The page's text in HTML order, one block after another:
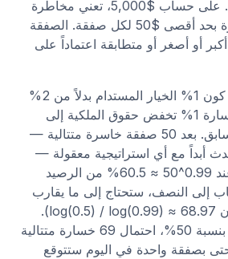
تشغيل وقف الخسارة. على حساب $5,000، تعني مخاطرة
1% أنه يمكنك الخسارة بحد أقصى $50 لكل صفقة. الصفقة
أو أصغر أو متطابقة اعتماداً على
الرياضيات وراء سبب كون 1% الخيار المستدام بدلاً من 2%
أو 5% بسيطة. كل خسارة 1% تخفض حقوق الملكية إلى
99% من مستواها السابق. بعد 50 صفقة خاسرة متتالية —
أبداً مع أي استراتيجية معقولة —
حقوق الملكية تكون عند 0.99^50 ≈ 60.5% من الرصيد
إلى النصف، ستحتاج إلى ما يقارب
69 خسارة متتالية (لأن log(0.5) / log(0.99) ≈ 68.97).
عند معدل ربح واقعي بنسبة 50%، احتمال 69 خسارة متتالية
بصفقة واحدة في اليوم ستتوقع